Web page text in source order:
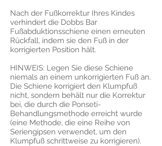
Nach der Fußkorrektur Ihres Kindes
verhindert die Dobbs Bar
Fußabduktionsschiene einen erneuten
Rückfall, indem sie den Fuß in der
korrigierten Position hält.
HINWEIS: Legen Sie diese Schiene
niemals an einem unkorrigierten Fuß an.
Die Schiene korrigiert den Klumpfuß
nicht, sondern behält nur die Korrektur
bei, die durch die Ponseti-
Behandlungsmethode erreicht wurde
(eine Methode, die eine Reihe von
Seriengipsen verwendet, um den
Klumpfuß schrittweise zu korrigieren).